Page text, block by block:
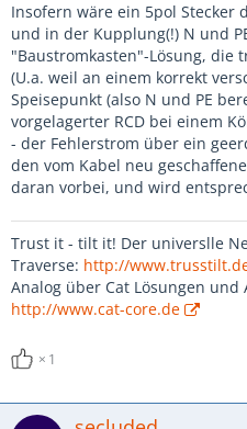
Insofern wäre ein 5pol Stecker
und in der Kupplung(!) N und
"Baustromkasten"-Lösung, die
(U.a. weil an einem korrekt
Speisepunkt (also N und PE
vorgelagerter RCD bei einem
- der Fehlerstrom über ein
den vom Kabel neu
daran vorbei, und wird
Trust it - tilt it! Der universlle
Traverse: http://
Analog über Cat Lösungen
http://www.cat-core.de
1